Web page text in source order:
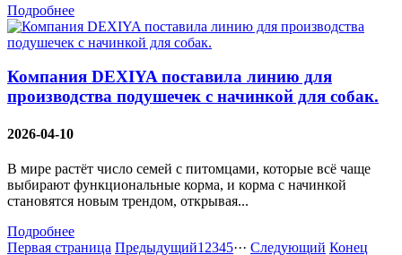
Подробнее
Компания DEXIYA поставила линию для
производства подушечек с начинкой для собак.
2026-04-10
В мире растёт число семей с питомцами, которые всё чаще
выбирают функциональные корма, и корма с начинкой
становятся новым трендом, открывая...
Подробнее
Первая страница Предыдущий1 2345··· Следующий Конец